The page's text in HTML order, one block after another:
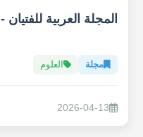
المجلة العربية للفتيان -
مجلة العلوم
2026-04-13